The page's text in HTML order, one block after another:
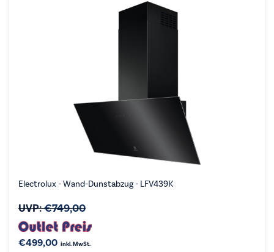
Electrolux - Wand-Dunstabzug - LFV439K
UVP:€749,00
€499,00 inkl. MwSt.